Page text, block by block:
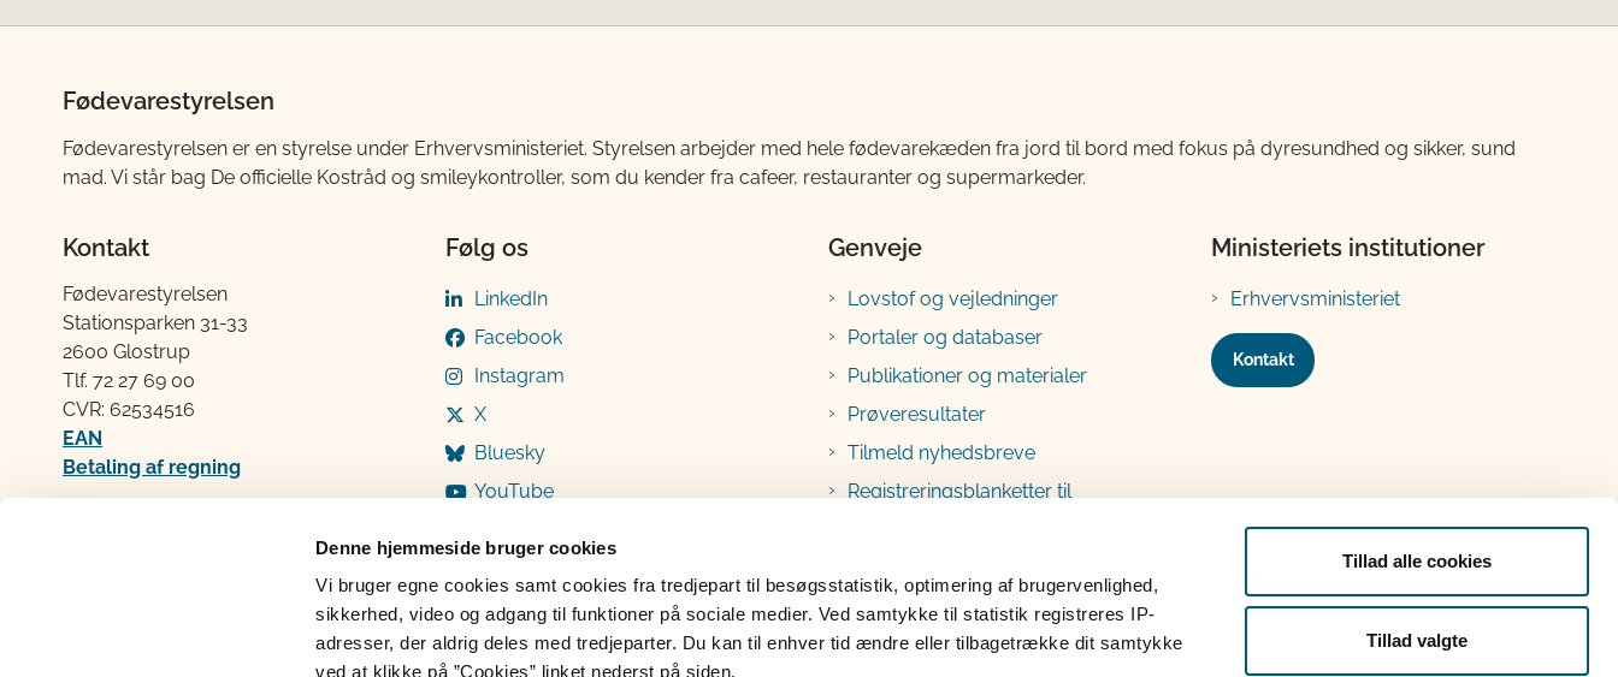
Denne hjemmeside bruger cookies
Vi bruger egne cookies samt cookies fra tredjepart til besøgsstatistik, optimering af brugervenlighed,
sikkerhed, video og adgang til funktioner på sociale medier. Ved samtykke til statistik registreres IP-
adresser, der aldrig deles med tredjeparter. Du kan til enhver tid ændre eller tilbagetrække dit samtykke
ved at klikke på ”Cookies” linket nederst på siden.
Tillad alle cookies
Tillad valgte
Fødevarestyrelsen
Fødevarestyrelsen er en styrelse under Erhvervsministeriet. Styrelsen arbejder med hele fødevarekæden fra jord til bord med fokus på dyresundhed og sikker, sund
mad. Vi står bag De officielle Kostråd og smileykontroller, som du kender fra cafeer, restauranter og supermarkeder.
Kontakt
Fødevarestyrelsen
Stationsparken 31-33
2600 Glostrup
Tlf. 72 2​​​7 69 00
CVR: 62534516
EAN
Betaling af regning
Følg os
LinkedIn
Facebook
Instagram
X
Bluesky
YouTube
Genveje
Lovstof og vejledninger
Portaler og databaser
Publikationer og materialer
Prøveresultater
Tilmeld nyhedsbreve
Registreringsblanketter til
Ministeriets institutioner
Erhvervsministeriet
Kontakt